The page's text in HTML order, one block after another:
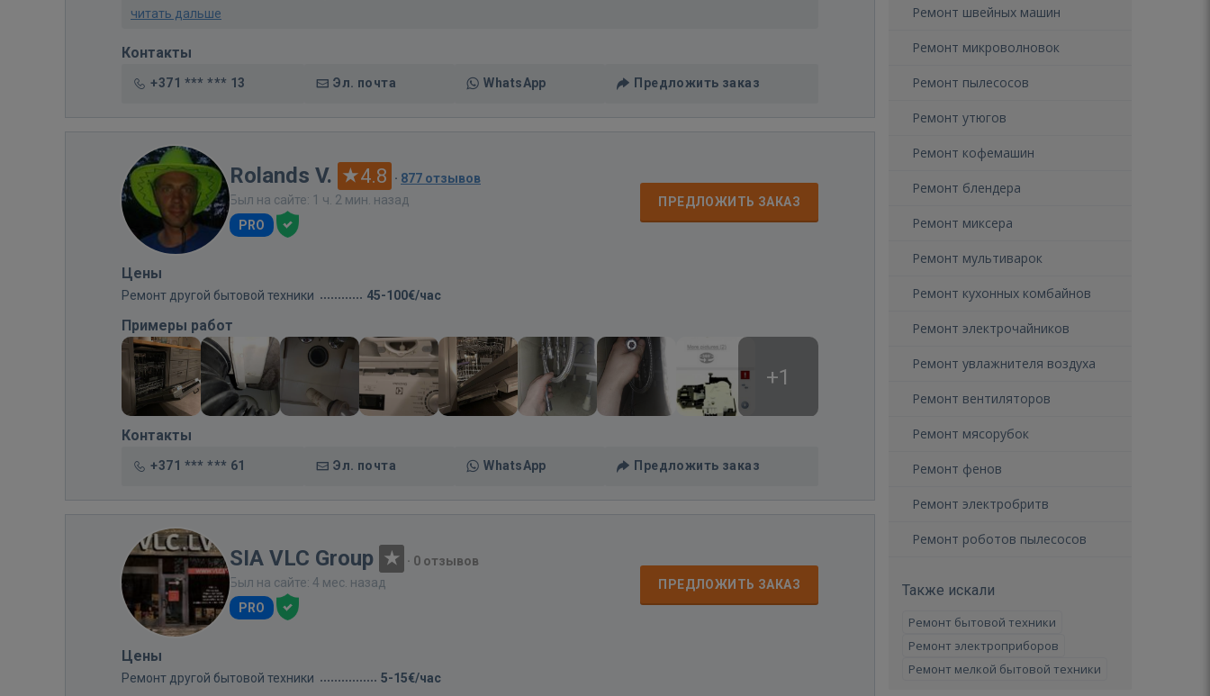
читать дальше
Контакты
+371 *** *** 13 Эл. почта WhatsApp Предложить заказ
Rolands V. 4.8 · 877 отзывов
Был на сайте: 1 ч. 2 мин. назад
PRO
ПРЕДЛОЖИТЬ ЗАКАЗ
Цены
Ремонт другой бытовой техники 45-100€/час
Примеры работ
+1
Контакты
+371 *** *** 61 Эл. почта WhatsApp Предложить заказ
SIA VLC Group · 0 отзывов
Был на сайте: 4 мес. назад
PRO
ПРЕДЛОЖИТЬ ЗАКАЗ
Цены
Ремонт другой бытовой техники 5-15€/час
Ремонт швейных машин
Ремонт микроволновок
Ремонт пылесосов
Ремонт утюгов
Ремонт кофемашин
Ремонт блендера
Ремонт миксера
Ремонт мультиварок
Ремонт кухонных комбайнов
Ремонт электрочайников
Ремонт увлажнителя воздуха
Ремонт вентиляторов
Ремонт мясорубок
Ремонт фенов
Ремонт электробритв
Ремонт роботов пылесосов
Также искали
Ремонт бытовой техники
Ремонт электроприборов
Ремонт мелкой бытовой техники